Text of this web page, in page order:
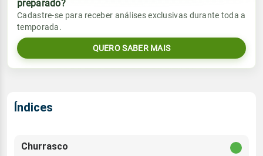
Umidade do ar
49%86%
Rajada de vento
Sol
06:19h às 18:14h
Lua
Chuva
0.0mm
Umidade do ar
Vento
NE - 4km/h
Rajada de vento
Sol
preparado?
Cadastre-se para receber análises exclusivas durante toda a
temporada.
QUERO SABER MAIS
Índices
Churrasco